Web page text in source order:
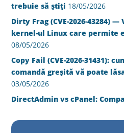
trebuie să știți 18/05/2026
Dirty Frag (CVE-2026-43284)
kernel-ul Linux care permite
08/05/2026
Copy Fail (CVE-2026-31431):
comandă greșită vă poate
03/05/2026
DirectAdmin vs cPanel: